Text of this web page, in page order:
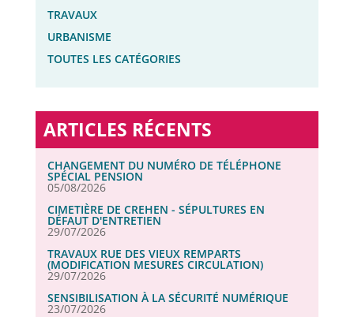
TRAVAUX
URBANISME
TOUTES LES CATÉGORIES
ARTICLES RÉCENTS
CHANGEMENT DU NUMÉRO DE TÉLÉPHONE
SPÉCIAL PENSION
05/08/2026
CIMETIÈRE DE CREHEN - SÉPULTURES EN
DÉFAUT D'ENTRETIEN
29/07/2026
TRAVAUX RUE DES VIEUX REMPARTS
(MODIFICATION MESURES CIRCULATION)
29/07/2026
SENSIBILISATION À LA SÉCURITÉ NUMÉRIQUE
23/07/2026